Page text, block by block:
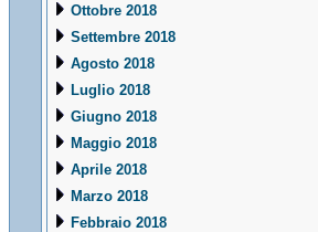
Ottobre 2018
Settembre 2018
Agosto 2018
Luglio 2018
Giugno 2018
Maggio 2018
Aprile 2018
Marzo 2018
Febbraio 2018